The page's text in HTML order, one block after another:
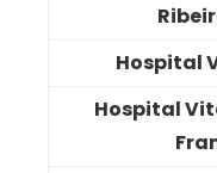
Hospital
Hospital